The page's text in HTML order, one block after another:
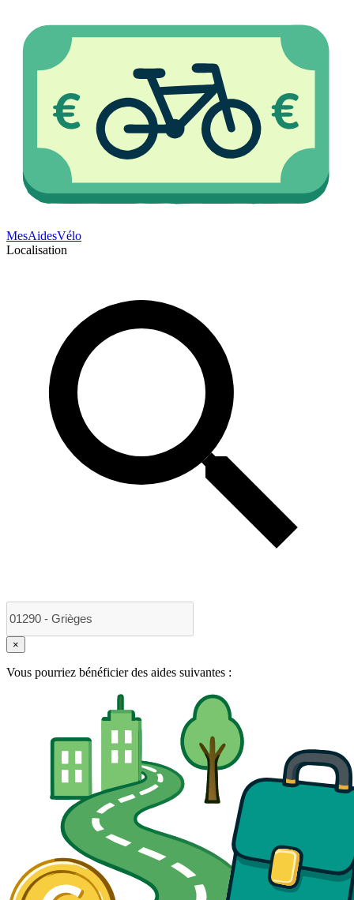
MesAidesVélo
Localisation
×
Vous pourriez bénéficier des aides suivantes :